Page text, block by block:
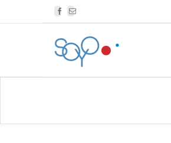
Facebook